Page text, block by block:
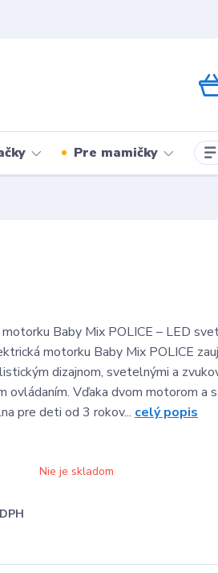
Pre mamičky
Baby Mix POLICE – LED
motorku Baby Mix POLICE
dizajnom, svetelnými a
ovládaním. Vďaka dvom motorom a
pre deti od 3 rokov... celý popis
Nie je skladom